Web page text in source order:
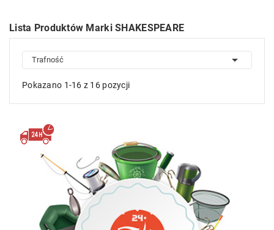
Lista Produktów Marki SHAKESPEARE
Trafność 
Pokazano 1-16 z 16 pozycji